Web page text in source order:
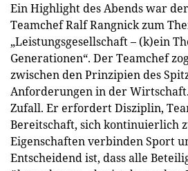
Ein Highlight des Abends war
Teamchef Ralf Rangnick zum
„Leistungsgesellschaft – (k)ein
Generationen“. Der Teamchef
zwischen den Prinzipien des
Anforderungen in der
Zufall. Er erfordert Disziplin,
Bereitschaft, sich kontinuierlich
Eigenschaften verbinden Sport
Entscheidend ist, dass alle